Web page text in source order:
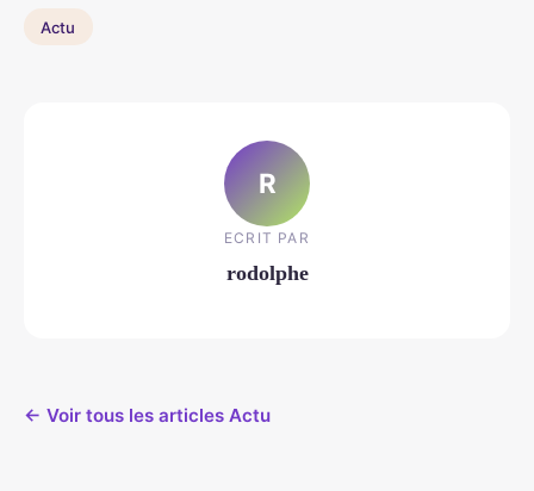
Actu
R
ECRIT PAR
rodolphe
← Voir tous les articles Actu